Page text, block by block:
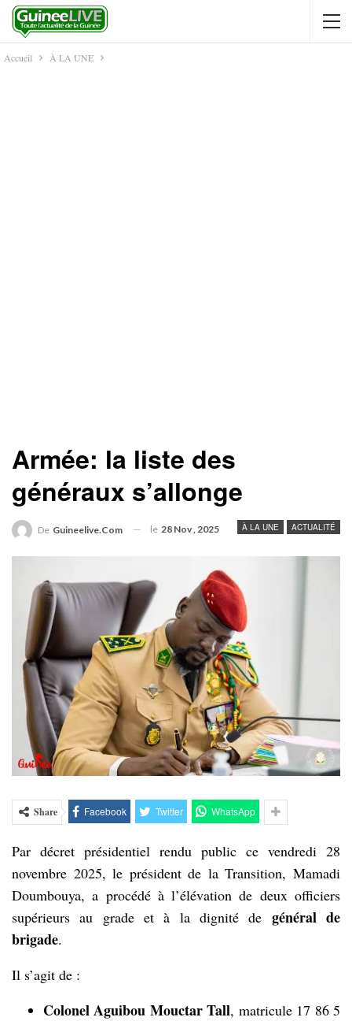
Accueil À LA UNE
Armée: la liste des
généraux s’allonge
À LA UNE ACTUALITÉ
De Guineelive.com le 28 Nov , 2025
Share Facebook Twitter WhatsApp
Par décret présidentiel rendu public ce vendredi 28
novembre 2025, le président de la Transition, Mamadi
Doumbouya, a procédé à l’élévation de deux officiers
supérieurs au grade et à la dignité de général de
brigade.
Il s’agit de :
Colonel Aguibou Mouctar Tall, matricule 17 86 5